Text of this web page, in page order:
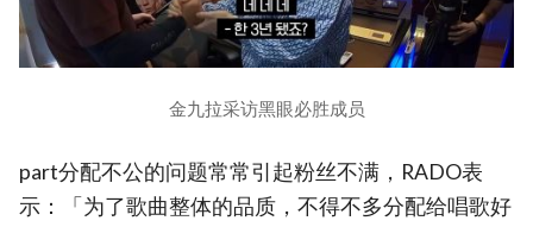
金九拉采访黑眼必胜成员
part分配不公的问题常常引起粉丝不满，RADO表
示：「为了歌曲整体的品质，不得不多分配给唱歌好